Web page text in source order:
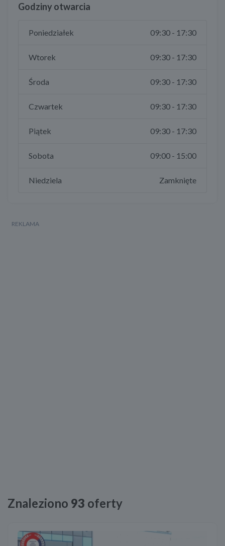
Godziny otwarcia
Poniedziałek 09:30 - 17:30
Wtorek 09:30 - 17:30
Środa 09:30 - 17:30
Czwartek 09:30 - 17:30
Piątek 09:30 - 17:30
Sobota 09:00 - 15:00
Niedziela Zamknięte
Znaleziono 93 oferty